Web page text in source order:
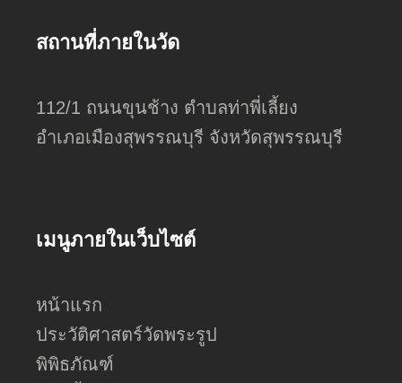
สถานที่ภายในวัด
112/1 ถนนขุนช้าง ตำบลท่าพี่เลี้ยง
อำเภอเมืองสุพรรณบุรี จังหวัดสุพรรณบุรี
เมนูภายในเว็บไซต์
หน้าแรก
ประวัติศาสตร์วัดพระรูป
พิพิธภัณฑ์